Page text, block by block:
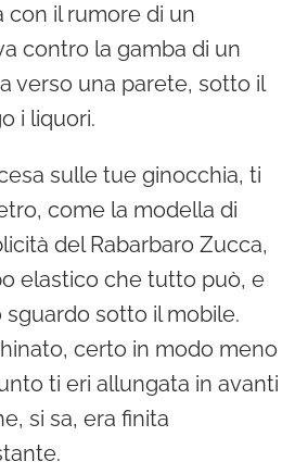
con il rumore di un
contro la gamba di un
verso una parete, sotto il
i liquori.
sulle tue ginocchia, ti
come la modella di
del Rabarbaro Zucca,
elastico che tutto può, e
sotto il mobile.
certo in modo meno
ti eri allungata in avanti
si sa, era finita